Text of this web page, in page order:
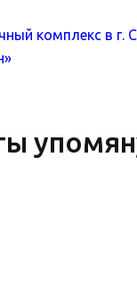
комплекс в г.